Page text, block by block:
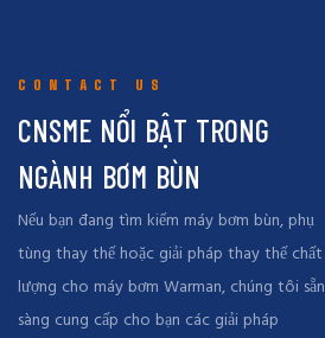
CONTACT US
CNSME NỔI BẬT TRONG
NGÀNH BƠM BÙN
Nếu bạn đang tìm kiếm máy bơm bùn, phụ
tùng thay thế hoặc giải pháp thay thế chất
lượng cho máy bơm Warman, chúng tôi sẵn
sàng cung cấp cho bạn các giải pháp